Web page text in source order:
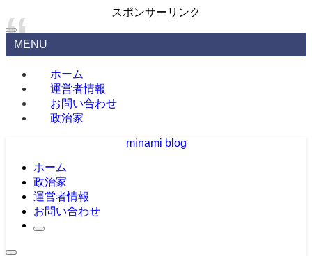
スポンサーリンク
MENU
ホーム
運営者情報
お問い合わせ
政治家
minami blog
ホーム
政治家
運営者情報
お問い合わせ